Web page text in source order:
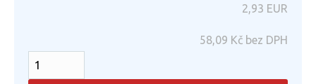
2,93 EUR
58,09 Kč bez DPH